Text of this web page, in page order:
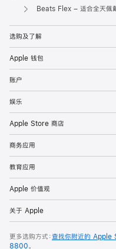
Apple
Beats Flex – 适合全天佩
选购及了解
Apple 钱包
账户
娱乐
Apple Store 商店
商务应用
教育应用
Apple 价值观
关于 Apple
更多选购方式：查找你附近的 Apple
8800。